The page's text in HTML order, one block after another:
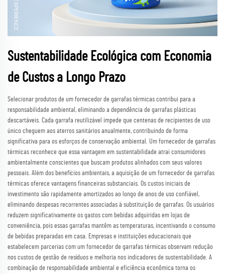
Sustentabilidade Ecológica com Economia
de Custos a Longo Prazo
Selecionar produtos de um fornecedor de garrafas térmicas contribui para a
responsabilidade ambiental, eliminando a dependência de garrafas plásticas
descartáveis. Cada garrafa reutilizável impede que centenas de recipientes de uso
único cheguem aos aterros sanitários anualmente, contribuindo de forma
significativa para os esforços de conservação ambiental. Um fornecedor de garrafas
térmicas reconhece que essa vantagem em sustentabilidade atrai consumidores
ambientalmente conscientes que buscam produtos alinhados com seus valores
pessoais. Além dos benefícios ambientais, a aquisição de um fornecedor de garrafas
térmicas oferece vantagens financeiras substanciais. Os custos iniciais de
investimento são rapidamente amortizados ao longo de anos de uso confiável,
eliminando despesas recorrentes associadas à substituição de garrafas. Os usuários
reduzem significativamente os gastos com bebidas adquiridas em lojas de
conveniência, pois essas garrafas mantêm as temperaturas, incentivando o consumo
de bebidas preparadas em casa. Empresas e instituições educacionais que
estabelecem parcerias com um fornecedor de garrafas térmicas observam redução
nos custos de gestão de resíduos e melhoria nos indicadores de sustentabilidade. A
combinação de responsabilidade ambiental e eficiência econômica torna os